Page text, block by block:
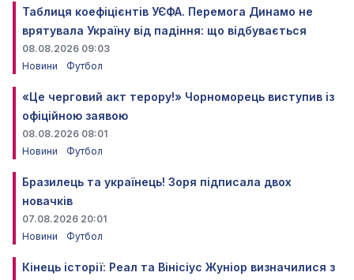
Таблиця коефіцієнтів УЄФА. Перемога Динамо не
врятувала Україну від падіння: що відбувається
08.08.2026 09:03
Новини
Футбол
«Це черговий акт терору!» Чорноморець виступив із
офіційною заявою
08.08.2026 08:01
Новини
Футбол
Бразилець та українець! Зоря підписала двох
новачків
07.08.2026 20:01
Новини
Футбол
Кінець історії: Реал та Вінісіус Жуніор визначилися з